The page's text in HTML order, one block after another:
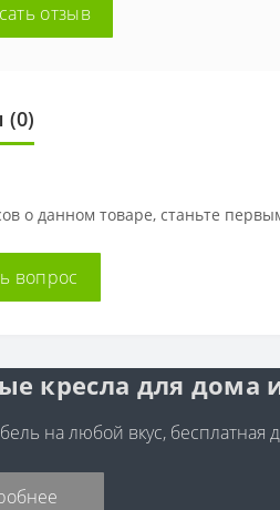
отзыв
(0)
о данном товаре, станьте
вопрос
кресла для дома
на любой вкус, бесплатная